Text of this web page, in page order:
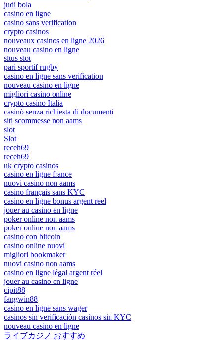
judi bola
casino en ligne
casino sans verification
crypto casinos
nouveaux casinos en ligne 2026
nouveau casino en ligne
situs slot
pari sportif rugby
casino en ligne sans verification
nouveau casino en ligne
migliori casino online
crypto casino Italia
casinò senza richiesta di documenti
siti scommesse non aams
slot
Slot
receh69
receh69
uk crypto casinos
casino en ligne france
nuovi casino non aams
casino français sans KYC
casino en ligne bonus argent reel
jouer au casino en ligne
poker online non aams
poker online non aams
casino con bitcoin
casino online nuovi
migliori bookmaker
nuovi casino non aams
casino en ligne légal argent réel
jouer au casino en ligne
cipit88
fangwin88
casino en ligne sans wager
casinos sin verificación casinos sin KYC
nouveau casino en ligne
ライブカジノ おすすめ